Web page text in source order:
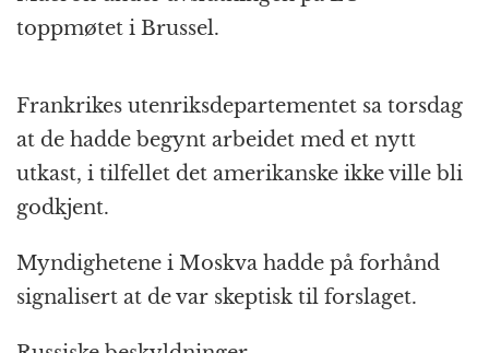
toppmøtet i Brussel.
Frankrikes utenriksdepartementet sa torsdag
at de hadde begynt arbeidet med et nytt
utkast, i tilfellet det amerikanske ikke ville bli
godkjent.
Myndighetene i Moskva hadde på forhånd
signalisert at de var skeptisk til forslaget.